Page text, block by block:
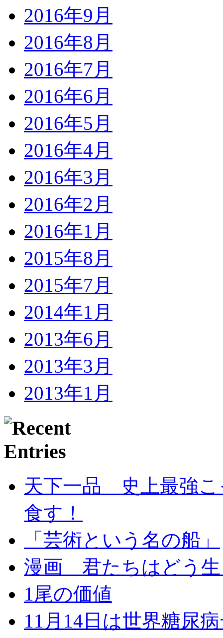
2016年9月
2016年8月
2016年7月
2016年6月
2016年5月
2016年4月
2016年3月
2016年2月
2016年1月
2015年8月
2015年7月
2014年1月
2013年6月
2013年3月
2013年1月
天下一品 史上最強
食す！
「芸術という名の船」
漫画 君たちはどう
1尾の価値
11月14日は世界糖尿